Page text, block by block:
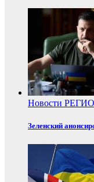
Новости
Зеленский